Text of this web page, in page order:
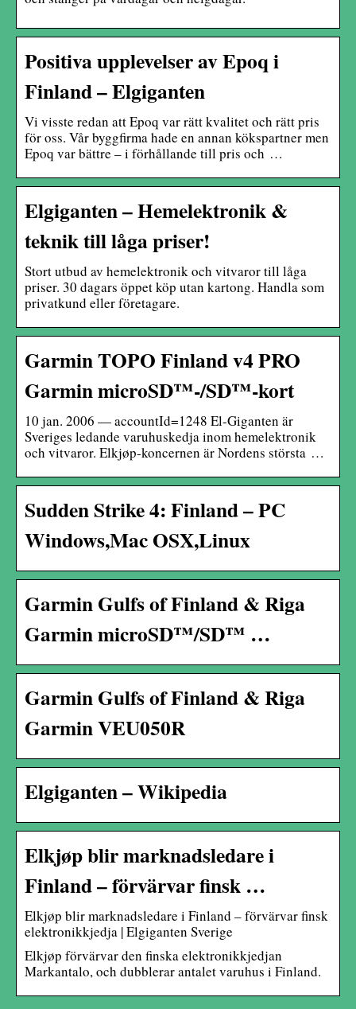
Positiva upplevelser av Epoq i
Finland – Elgiganten
Vi visste redan att Epoq var rätt kvalitet och rätt pris
för oss. Vår byggfirma hade en annan kökspartner men
Epoq var bättre – i förhållande till pris och …
Elgiganten – Hemelektronik &
teknik till låga priser!
Stort utbud av hemelektronik och vitvaror till låga
priser. 30 dagars öppet köp utan kartong. Handla som
privatkund eller företagare.
Garmin TOPO Finland v4 PRO
Garmin microSD™-/SD™-kort
10 jan. 2006 — accountId=1248 El-Giganten är
Sveriges ledande varuhuskedja inom hemelektronik
och vitvaror. Elkjøp-koncernen är Nordens största …
Sudden Strike 4: Finland – PC
Windows,Mac OSX,Linux
Garmin Gulfs of Finland & Riga
Garmin microSD™/SD™ …
Garmin Gulfs of Finland & Riga
Garmin VEU050R
Elgiganten – Wikipedia
Elkjøp blir marknadsledare i
Finland – förvärvar finsk …
Elkjøp blir marknadsledare i Finland – förvärvar finsk
elektronikkjedja | Elgiganten Sverige
Elkjøp förvärvar den finska elektronikkjedjan
Markantalo, och dubblerar antalet varuhus i Finland.